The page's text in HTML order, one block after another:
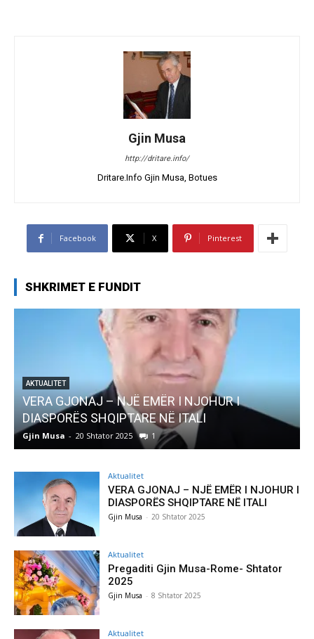
Gjin Musa
http://dritare.info/
Dritare.Info Gjin Musa, Botues
Facebook X Pinterest
SHKRIMET E FUNDIT
AKTUALITET
Pregaditi Gjin Musa-Rome- Shtator 2025
Gjin Musa 8 Shtator 2025 0
Aktualitet
VERA GJONAJ – NJË EMËR I NJOHUR I
DIASPORËS SHQIPTARE NË ITALI
Gjin Musa - 20 Shtator 2025
Aktualitet
Pregaditi Gjin Musa-Rome- Shtator
2025
Gjin Musa - 8 Shtator 2025
Aktualitet